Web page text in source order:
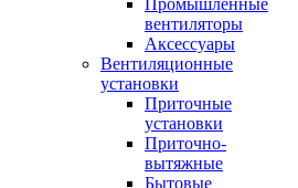
Промышленные
вентиляторы
Аксессуары
Вентиляционные
установки
Приточные
установки
Приточно-
вытяжные
Бытовые